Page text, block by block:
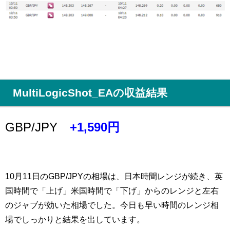
MultiLogicShot_EAの収益結果
GBP/JPY +1,590円
10月11日のGBP/JPYの相場は、日本時間レンジが続き、英
国時間で「上げ」米国時間で「下げ」からのレンジと左右
のジャブが効いた相場でした。今日も早い時間のレンジ相
場でしっかりと結果を出しています。